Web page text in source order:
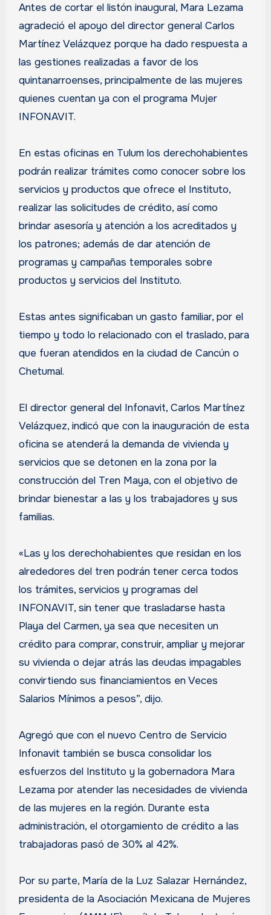
Antes de cortar el listón inaugural, Mara Lezama
agradeció el apoyo del director general Carlos
Martínez Velázquez porque ha dado respuesta a
las gestiones realizadas a favor de los
quintanarroenses, principalmente de las mujeres
quienes cuentan ya con el programa Mujer
INFONAVIT.
En estas oficinas en Tulum los derechohabientes
podrán realizar trámites como conocer sobre los
servicios y productos que ofrece el Instituto,
realizar las solicitudes de crédito, así como
brindar asesoría y atención a los acreditados y
los patrones; además de dar atención de
programas y campañas temporales sobre
productos y servicios del Instituto.
Estas antes significaban un gasto familiar, por el
tiempo y todo lo relacionado con el traslado, para
que fueran atendidos en la ciudad de Cancún o
Chetumal.
El director general del Infonavit, Carlos Martínez
Velázquez, indicó que con la inauguración de esta
oficina se atenderá la demanda de vivienda y
servicios que se detonen en la zona por la
construcción del Tren Maya, con el objetivo de
brindar bienestar a las y los trabajadores y sus
familias.
«Las y los derechohabientes que residan en los
alrededores del tren podrán tener cerca todos
los trámites, servicios y programas del
INFONAVIT, sin tener que trasladarse hasta
Playa del Carmen, ya sea que necesiten un
crédito para comprar, construir, ampliar y mejorar
su vivienda o dejar atrás las deudas impagables
convirtiendo sus financiamientos en Veces
Salarios Mínimos a pesos”, dijo.
Agregó que con el nuevo Centro de Servicio
Infonavit también se busca consolidar los
esfuerzos del Instituto y la gobernadora Mara
Lezama por atender las necesidades de vivienda
de las mujeres en la región. Durante esta
administración, el otorgamiento de crédito a las
trabajadoras pasó de 30% al 42%.
Por su parte, María de la Luz Salazar Hernández,
presidenta de la Asociación Mexicana de Mujeres